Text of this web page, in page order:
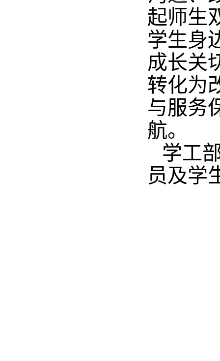
起师生
学生身
成长关
转化为
与服务
航。
学工
员及学